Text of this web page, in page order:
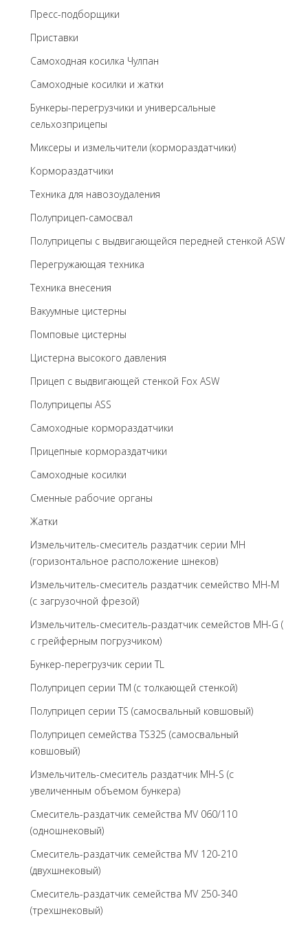
Пресс-подборщики
Приставки
Самоходная косилка Чулпан
Самоходные косилки и жатки
Бункеры-перегрузчики и универсальные
сельхозприцепы
Миксеры и измельчители (кормораздатчики)
Кормораздатчики
Техника для навозоудаления
Полуприцеп-самосвал
Полуприцепы с выдвигающейся передней стенкой ASW
Перегружающая техника
Техника внесения
Вакуумные цистерны
Помповые цистерны
Цистерна высокого давления
Прицеп с выдвигающей стенкой Fox ASW
Полуприцепы ASS
Самоходные кормораздатчики
Прицепные кормораздатчики
Самоходные косилки
Сменные рабочие органы
Жатки
Измельчитель-смеситель раздатчик серии MH
(горизонтальное расположение шнеков)
Измельчитель-смеситель раздатчик семейство MH-M
(с загрузочной фрезой)
Измельчитель-смеситель-раздатчик семейстов MH-G (
с грейферным погрузчиком)
Бункер-перегрузчик серии TL
Полуприцеп серии TM (с толкающей стенкой)
Полуприцеп серии TS (самосвальный ковшовый)
Полуприцеп семейства TS325 (самосвальный
ковшовый)
Измельчитель-смеситель раздатчик MH-S (с
увеличенным объемом бункера)
Смеситель-раздатчик семейства MV 060/110
(одношнековый)
Смеситель-раздатчик семейства MV 120-210
(двухшнековый)
Смеситель-раздатчик семейства MV 250-340
(трехшнековый)